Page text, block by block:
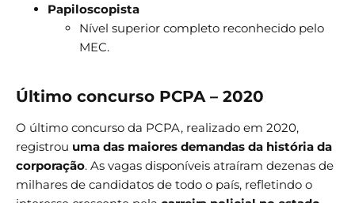
Papiloscopista
Nível superior completo reconhecido pelo
MEC.
Último concurso PCPA – 2020
O último concurso da PCPA, realizado em 2020,
registrou uma das maiores demandas da história da
corporação. As vagas disponíveis atraíram dezenas de
milhares de candidatos de todo o país, refletindo o